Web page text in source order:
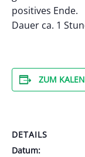
positives Ende.
Dauer ca. 1
ZUM
DETAILS
Datum: